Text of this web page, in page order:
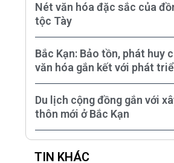
Nét văn hóa đặc sắc của
tộc Tày
Bắc Kạn: Bảo tồn, phát huy
văn hóa gắn kết với phát
Du lịch cộng đồng gắn với
thôn mới ở Bắc Kạn
TIN KHÁC